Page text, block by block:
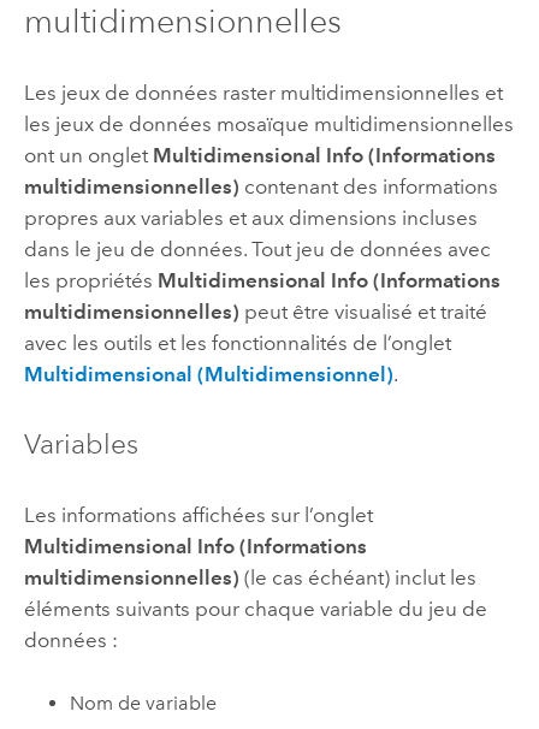
multidimensionnelles
Les jeux de données raster multidimensionnelles et
les jeux de données mosaïque multidimensionnelles
ont un onglet Multidimensional Info (Informations
multidimensionnelles) contenant des informations
propres aux variables et aux dimensions incluses
dans le jeu de données. Tout jeu de données avec
les propriétés Multidimensional Info (Informations
multidimensionnelles) peut être visualisé et traité
avec les outils et les fonctionnalités de l’onglet
Multidimensional (Multidimensionnel).
Variables
Les informations affichées sur l’onglet
Multidimensional Info (Informations
multidimensionnelles) (le cas échéant) inclut les
éléments suivants pour chaque variable du jeu de
données :
Nom de variable